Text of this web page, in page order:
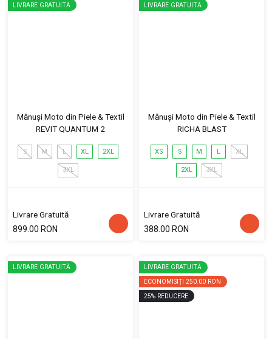
LIVRARE GRATUITĂ
Mănuși Moto din Piele & Textil
REVIT QUANTUM 2
S M L XL 2XL
3XL
Livrare Gratuită
899.00 RON
LIVRARE GRATUITĂ
Mănuși Moto din Piele & Textil
RICHA BLAST
XS S M L XL
2XL 3XL
Livrare Gratuită
388.00 RON
LIVRARE GRATUITĂ
LIVRARE GRATUITĂ
ECONOMISIȚI 250.00 RON
25% REDUCERE